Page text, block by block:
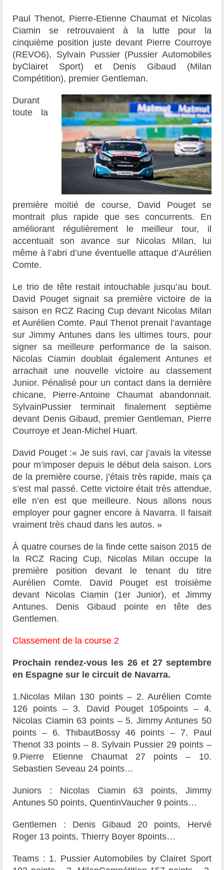
Paul Thenot, Pierre-Etienne Chaumat et Nicolas
Ciamin se retrouvaient à la lutte pour la
cinquième position juste devant Pierre Courroye
(REVO6), Sylvain Pussier (Pussier Automobiles
byClairet Sport) et Denis Gibaud (Milan
Compétition), premier Gentleman.
Durant
toute la
première moitié de course, David Pouget se
montrait plus rapide que ses concurrents. En
améliorant régulièrement le meilleur tour, il
accentuait son avance sur Nicolas Milan, lui
même à l’abri d’une éventuelle attaque d’Aurélien
Comte.
Le trio de tête restait intouchable jusqu’au bout.
David Pouget signait sa première victoire de la
saison en RCZ Racing Cup devant Nicolas Milan
et Aurélien Comte. Paul Thenot prenait l’avantage
sur Jimmy Antunes dans les ultimes tours, pour
signer sa meilleure performance de la saison.
Nicolas Ciamin doublait également Antunes et
arrachait une nouvelle victoire au classement
Junior. Pénalisé pour un contact dans la dernière
chicane, Pierre-Antoine Chaumat abandonnait.
SylvainPussier terminait finalement septième
devant Denis Gibaud, premier Gentleman, Pierre
Courroye et Jean-Michel Huart.
David Pouget :« Je suis ravi, car j’avais la vitesse
pour m’imposer depuis le début dela saison. Lors
de la première course, j’étais très rapide, mais ça
s’est mal passé. Cette victoire était très attendue,
elle n’en est que meilleure. Nous allons nous
employer pour gagner encore à Navarra. Il faisait
vraiment très chaud dans les autos. »
À quatre courses de la finde cette saison 2015 de
la RCZ Racing Cup, Nicolas Milan occupe la
première position devant le tenant du titre
Aurélien Comte. David Pouget est troisième
devant Nicolas Ciamin (1er Junior), et Jimmy
Antunes. Denis Gibaud pointe en tête des
Gentlemen.
Classement de la course 2
Prochain rendez-vous les 26 et 27 septembre
en Espagne sur le circuit de Navarra.
1.Nicolas Milan 130 points – 2. Aurélien Comte
126 points – 3. David Pouget 105points – 4.
Nicolas Ciamin 63 points – 5. Jimmy Antunes 50
points – 6. ThibautBossy 46 points – 7. Paul
Thenot 33 points – 8. Sylvain Pussier 29 points –
9.Pierre Etienne Chaumat 27 points – 10.
Sebastien Seveau 24 points…
Juniors : Nicolas Ciamin 63 points, Jimmy
Antunes 50 points, QuentinVaucher 9 points…
Gentlemen : Denis Gibaud 20 points, Hervé
Roger 13 points, Thierry Boyer 8points…
Teams : 1. Pussier Automobiles by Clairet Sport